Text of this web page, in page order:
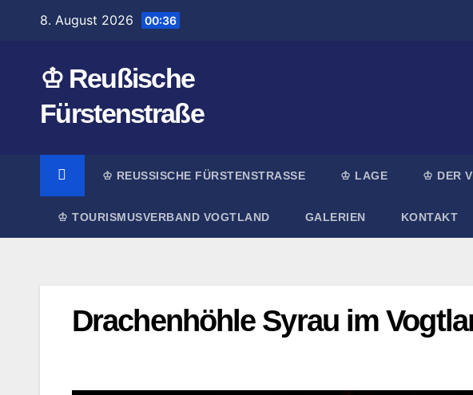
8. August 2026 00:36
♔ Reußische
Fürstenstraße
♔ REUSSISCHE FÜRSTENSTRASSE ♔ LAGE ♔ DER
♔ TOURISMUSVERBAND VOGTLAND GALERIEN KONTAKT
Drachenhöhle Syrau im